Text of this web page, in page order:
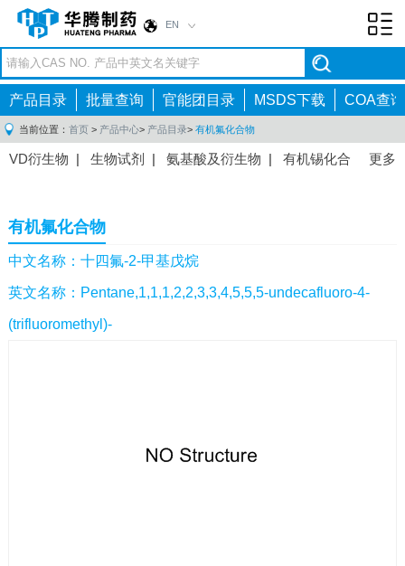
EN
产品目录 批量查询 官能团目录 MSDS下载 COA查询
当前位置： 首页 > 产品中心> 产品目录> 有机氟化合物
更多
VD衍生物 | 生物试剂 | 氨基酸及衍生物 | 有机锡化合
间体|抗高血压药物中间体
感染药物中间体|
体 |抗精神病药物中间体|抗炎药物中间体
药中间体|其他原料药中间体|
有机氟化合物
中文名称：十四氟-2-甲基戊烷
英文名称：Pentane,1,1,1,2,2,3,3,4,5,5,5-undecafluoro-4-
(trifluoromethyl)-